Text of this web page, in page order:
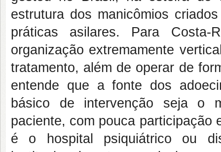
estrutura dos manicômios
práticas asilares. Para
organização extremamente
tratamento, além de operar de
entende que a fonte dos
básico de intervenção seja o
paciente, com pouca participação
é o hospital psiquiátrico ou